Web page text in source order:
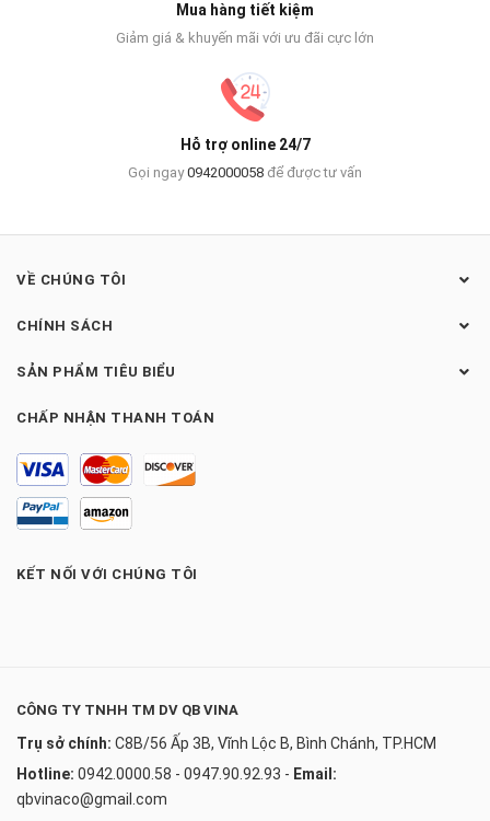
Mua hàng tiết kiệm
Giảm giá & khuyến mãi với ưu đãi cực lớn
Hỗ trợ online 24/7
Gọi ngay0942000058 để được tư vấn
VỀ CHÚNG TÔI
CHÍNH SÁCH
SẢN PHẨM TIÊU BIỂU
CHẤP NHẬN THANH TOÁN
KẾT NỐI VỚI CHÚNG TÔI
CÔNG TY TNHH TM DV QB VINA
Trụ sở chính: C8B/56 Ấp 3B, Vĩnh Lộc B, Bình Chánh, TP.HCM
Hotline: 0942.0000.58 - 0947.90.92.93 - Email:
qbvinaco@gmail.com